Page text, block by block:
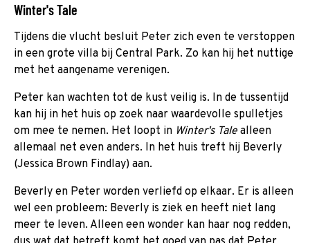
Winter's Tale
Tijdens die vlucht besluit Peter zich even te verstoppen
in een grote villa bij Central Park. Zo kan hij het nuttige
met het aangename verenigen.
Peter kan wachten tot de kust veilig is. In de tussentijd
kan hij in het huis op zoek naar waardevolle spulletjes
om mee te nemen. Het loopt in Winter's Talealleen
allemaal net even anders. In het huis treft hij Beverly
(Jessica Brown Findlay) aan.
Beverly en Peter worden verliefd op elkaar. Er is alleen
wel een probleem: Beverly is ziek en heeft niet lang
meer te leven. Alleen een wonder kan haar nog redden,